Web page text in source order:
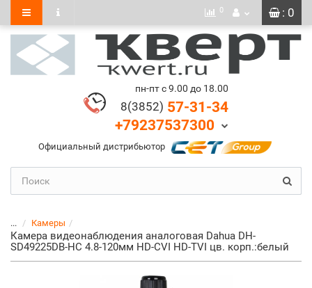
: 0
0
пн-пт с 9.00 до 18.00
8(3852) 57-31-34
+79237537300
Официальный дистрибьютор
... Камеры
Камера видеонаблюдения аналоговая Dahua DH-
SD49225DB-HC 4.8-120мм HD-CVI HD-TVI цв. корп.:белый